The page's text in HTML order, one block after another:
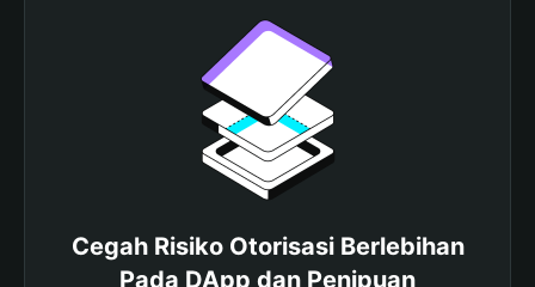
Cegah Risiko Otorisasi Berlebihan
Pada DApp dan Penipuan